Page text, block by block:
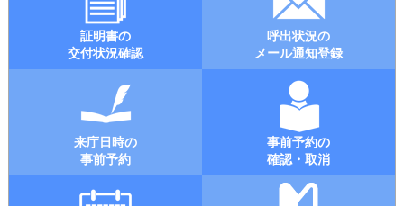
事前予約の確認・取消
混雑予想カレンダー
本サイトのご利用案内
証明書の
交付状況確認
呼出状況の
メール通知登録
来庁日時の
事前予約
事前予約の
確認・取消